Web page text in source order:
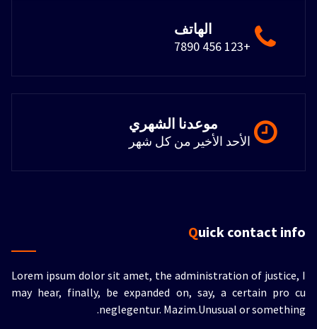
الهاتف
+123 456 7890
موعدنا الشهري
الأحد الأخير من كل شهر
Quick contact info
Lorem ipsum dolor sit amet, the administration of justice, I
may hear, finally, be expanded on, say, a certain pro cu
neglegentur.Mazim.Unusual or something.